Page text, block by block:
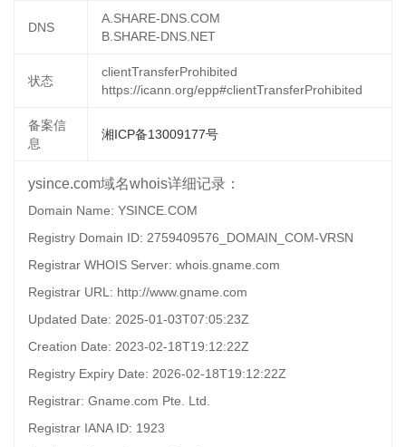
DNS
A.SHARE-DNS.COM
B.SHARE-DNS.NET
状态
clientTransferProhibited
https://icann.org/epp#clientTransferProhibited
备案信
息
湘ICP备13009177号
ysince.com域名whois详细记录：
Domain Name: YSINCE.COM
Registry Domain ID: 2759409576_DOMAIN_COM-VRSN
Registrar WHOIS Server: whois.gname.com
Registrar URL: http://www.gname.com
Updated Date: 2025-01-03T07:05:23Z
Creation Date: 2023-02-18T19:12:22Z
Registry Expiry Date: 2026-02-18T19:12:22Z
Registrar: Gname.com Pte. Ltd.
Registrar IANA ID: 1923